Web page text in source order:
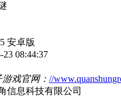
安卓版
23 08:44:37
戏官网： //
信息科技有限公司